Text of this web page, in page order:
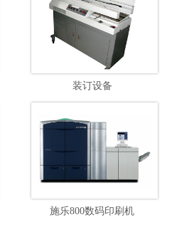
装订设备
施乐800数码印刷机